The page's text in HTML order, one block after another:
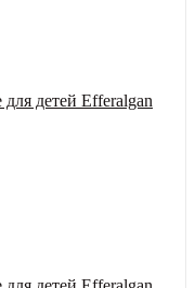
детей Efferalgan